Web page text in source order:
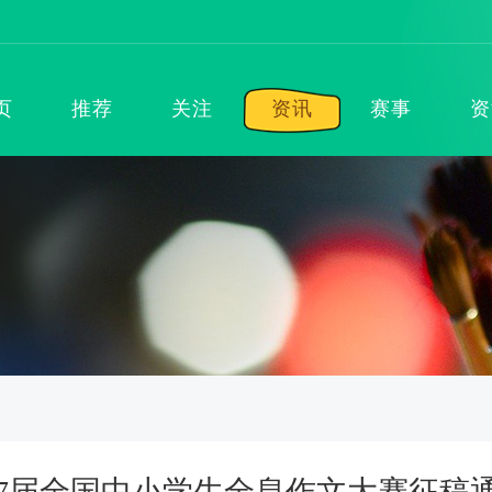
推荐 关注 资讯 赛事